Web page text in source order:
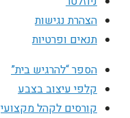
הצהרת נגישות
תנאים ופרטיות
הספר “להרגיש בית”
קלפי עיצוב בצבע
קורסים לקהל מקצועי